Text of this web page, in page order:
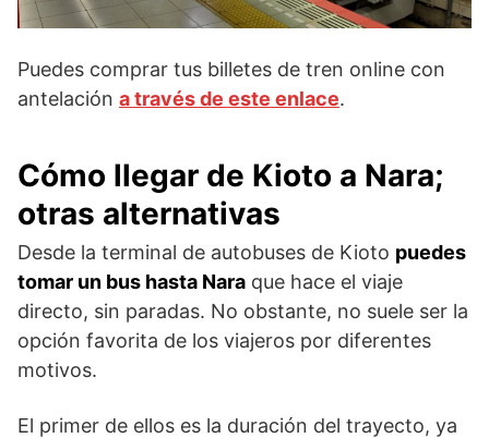
Puedes comprar tus billetes de tren online con
antelación a través de este enlace.
Cómo llegar de Kioto a Nara;
otras alternativas
Desde la terminal de autobuses de Kioto puedes
tomar un bus hasta Nara que hace el viaje
directo, sin paradas. No obstante, no suele ser la
opción favorita de los viajeros por diferentes
motivos.
El primer de ellos es la duración del trayecto, ya